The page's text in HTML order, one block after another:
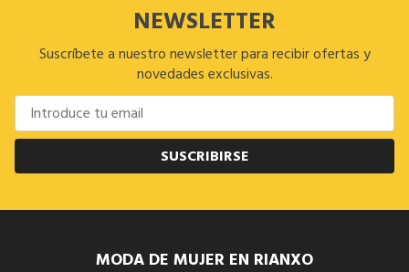
NEWSLETTER
Suscríbete a nuestro newsletter para recibir ofertas y
novedades exclusivas.
SUSCRIBIRSE
MODA DE MUJER EN RIANXO